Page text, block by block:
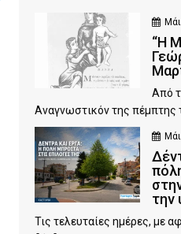
“Η
Από
Αναγνωστικόν της πέμπτης
την
Τις τελευταίες ημέρες, με